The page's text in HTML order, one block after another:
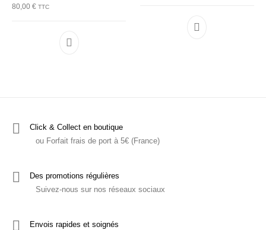
80,00€ TTC
Ce produit a plusieurs variations. Les options
Ce produit a
Click & Collect en boutique
ou Forfait frais de port à 5€ (France)
Des promotions régulières
Suivez-nous sur nos réseaux sociaux
Envois rapides et soignés